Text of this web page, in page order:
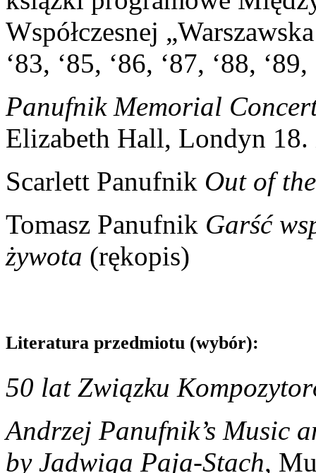
Współczesnej
‘83, ‘85, ‘86, ‘87, ‘88,
Panufnik Memorial
Elizabeth Hall, Londyn
Scarlett Panufnik Out of
Tomasz Panufnik Garść
żywota (rękopis)
Literatura przedmiotu (wybór):
50 lat Związku
Andrzej Panufnik’s Music
by Jadwiga Paja-Stach,